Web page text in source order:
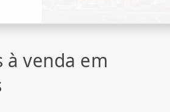
venda em